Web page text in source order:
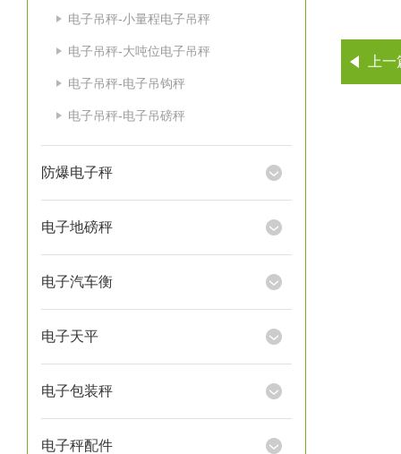
电子吊秤-小量程电子吊秤
电子吊秤-大吨位电子吊秤
电子吊秤-电子吊钩秤
电子吊秤-电子吊磅秤
防爆电子秤
电子地磅秤
电子汽车衡
电子天平
电子包装秤
电子秤配件
上